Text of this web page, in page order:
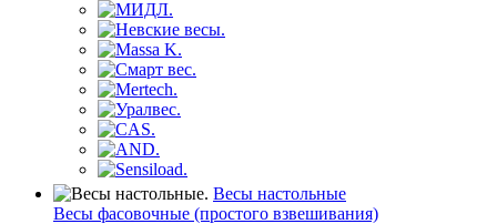
Весы настольные
Весы фасовочные (простого взвешивания)